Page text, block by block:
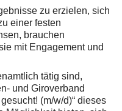
zu erzielen, sich
einer festen
brauchen
mit Engagement und
tätig sind,
und Giroverband
(m/w/d)“ dieses